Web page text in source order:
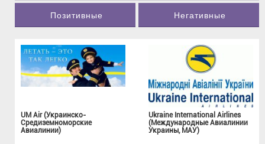
Позитивные Негативные
UM Air (Украинско-
Средиземноморские
Авиалинии)
Ukraine International Airlines
(Международные Авиалинии
Украины, МАУ)